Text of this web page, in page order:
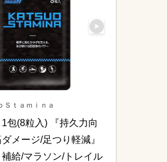
Ｓｔａｍｉｎａ
包(8粒入) 『持久力向
ダメージ/足つり軽減』
給/マラソン/トレイル